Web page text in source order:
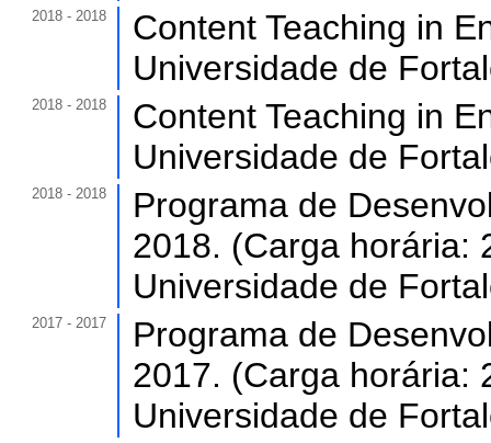
2018 - 2018
Content Teaching in
Universidade de
2018 - 2018
Content Teaching in
Universidade de
2018 - 2018
Programa de
2018. (Carga horária:
Universidade de
2017 - 2017
Programa de
2017. (Carga horária:
Universidade de